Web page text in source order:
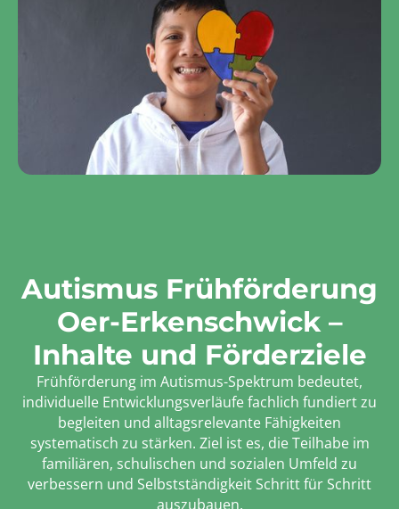
Autismus Frühförderung
Oer-Erkenschwick –
Inhalte und Förderziele
Frühförderung im Autismus-Spektrum bedeutet,
individuelle Entwicklungsverläufe fachlich fundiert zu
begleiten und alltagsrelevante Fähigkeiten
systematisch zu stärken. Ziel ist es, die Teilhabe im
familiären, schulischen und sozialen Umfeld zu
verbessern und Selbstständigkeit Schritt für Schritt
auszubauen.